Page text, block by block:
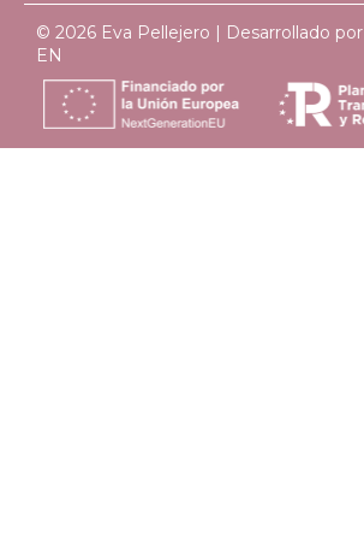
© 2026 Eva Pellejero | Desarrollado por
EN